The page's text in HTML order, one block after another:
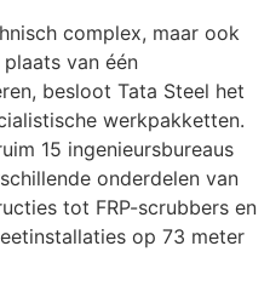
complex, maar ook
van één
besloot Tata Steel het
werkpakketten.
15 ingenieursbureaus
onderdelen van
tot FRP-scrubbers en
op 73 meter